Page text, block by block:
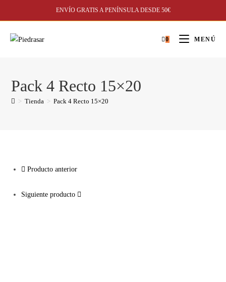
ENVÍO GRATIS A PENÍNSULA DESDE 50€
0 MENÚ
Pack 4 Recto 15×20
> Tienda > Pack 4 Recto 15×20
Producto anterior
Siguiente producto